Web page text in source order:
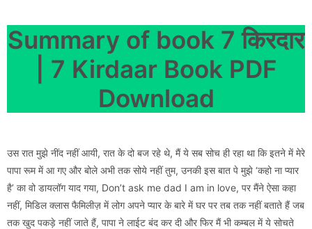
Summary of book 7 किरदार
| 7 Kirdaar Book PDF
Download
उस रात मुझे नींद नहीं आयी, रात के दो बज रहे थे, मैं ये सब सोच ही रहा था कि इतने में मेरे
पापा रूम में आ गए और बोले अभी तक सोये नहीं तुम, उनकी इस बात पे मुझे ‘कहो ना प्यार
है’ का वो डायलॉग याद गया, Don’t ask me dad I am in love, पर मैंने ऐसा कहा
नहीं, मिडिल क्लास फैमिलीज़ में लोग अपने प्यार के बारे में घर पर तब तक नहीं बताते हैं जब
तक खुद पकड़े नहीं जाते हैं, पापा ने लाईट बंद कर दी और फिर मैं भी कम्बल में ये सोचते